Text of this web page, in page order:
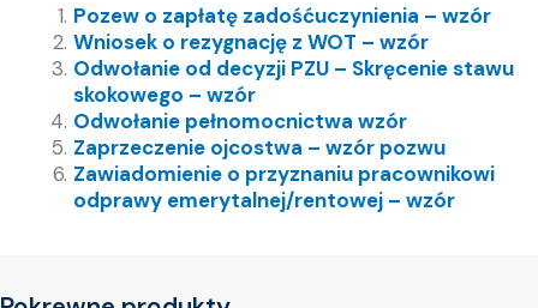
Pozew o zapłatę zadośćuczynienia – wzór
Wniosek o rezygnację z WOT – wzór
Odwołanie od decyzji PZU – Skręcenie stawu
skokowego – wzór
Odwołanie pełnomocnictwa wzór
Zaprzeczenie ojcostwa – wzór pozwu
Zawiadomienie o przyznaniu pracownikowi
odprawy emerytalnej/rentowej – wzór